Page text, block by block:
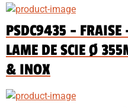
PSDC9435 - FRAISE
LAME DE SCIE Ø
& INOX